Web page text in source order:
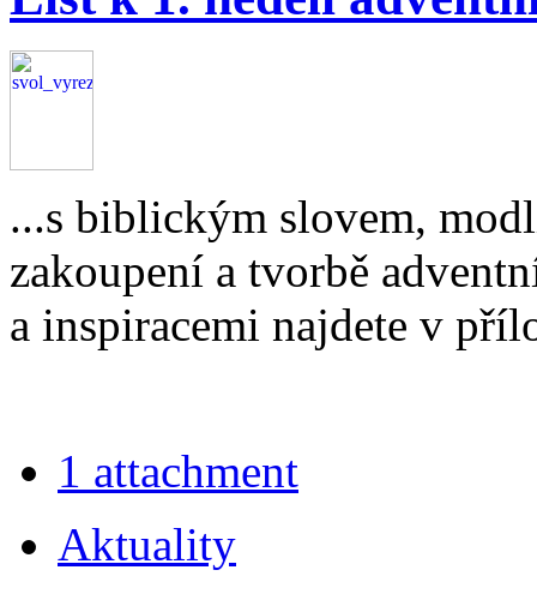
...s biblickým slovem,
zakoupení a tvorbě
a inspiracemi najdete v
1 attachment
Aktuality